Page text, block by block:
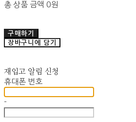
총 상품 금액 0원
구매하기
장바구니에 담기
재입고 알림 신청
휴대폰 번호
-